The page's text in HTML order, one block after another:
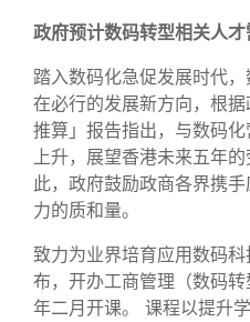
政府预计数码转型相关人
踏入数码化急促发展时代
在必行的发展新方向，根
推算」报告指出，与数码
上升，展望香港未来五年
此，政府鼓励政商各界携
力的质和量。
致力为业界培育应用数码
布，开办工商管理（数码
年二月开课。 课程以提升